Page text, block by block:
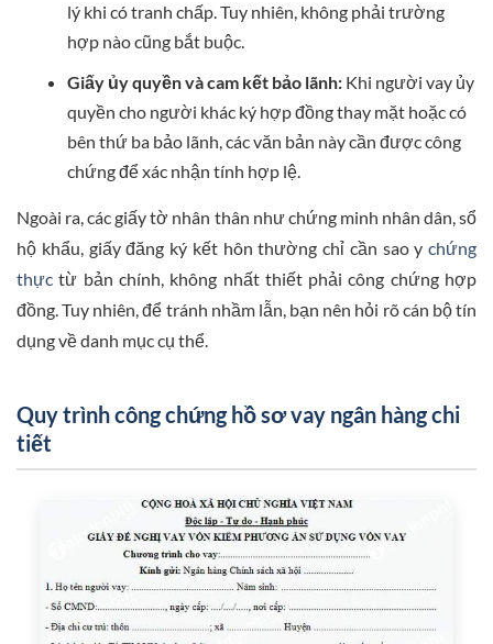
lý khi có tranh chấp. Tuy nhiên, không phải trường
hợp nào cũng bắt buộc.
Giấy ủy quyền và cam kết bảo lãnh:Khi người vay ủy
quyền cho người khác ký hợp đồng thay mặt hoặc có
bên thứ ba bảo lãnh, các văn bản này cần được công
chứng để xác nhận tính hợp lệ.
Ngoài ra, các giấy tờ nhân thân như chứng minh nhân dân, sổ
hộ khẩu, giấy đăng ký kết hôn thường chỉ cần sao y chứng
thực từ bản chính, không nhất thiết phải công chứng hợp
đồng. Tuy nhiên, để tránh nhầm lẫn, bạn nên hỏi rõ cán bộ tín
dụng về danh mục cụ thể.
Quy trình công chứng hồ sơ vay ngân hàng chi
tiết